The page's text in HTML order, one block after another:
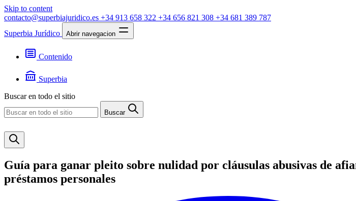
Skip to content
contacto@superbiajuridico.es +34 913 658 322 +34 656 821 308 +34 681 389 787
Superbia Jurídico
Abrir navegacion
Contenido
Jurisprudencia
Noticias
Superbia
Contacto
Buscar en todo el sitio
Buscar
Guía para ganar pleito sobre nulidad por cláusulas abusivas de
préstamos personales